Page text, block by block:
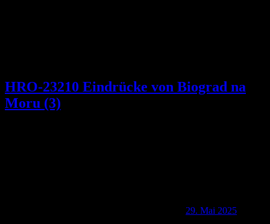
HRO-23210 Eindrücke von Biograd na
Moru (3)
29. Mai 2025